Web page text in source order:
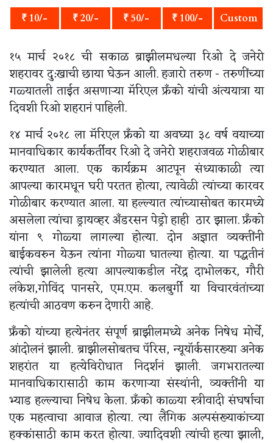
₹ 10/- ₹ 20/- ₹ 50/- ₹ 100/- Custom
१५ मार्च २०१८ ची सकाळ ब्राझीलमधल्या रिओ दे जनेरो
शहरावर दु:खाची छाया घेऊन आली. हजारो तरुण - तरुणींच्या
गळ्यातली ताईत असणाऱ्या मॅरिएल फ्रॅंको यांची अंत्ययात्रा या
दिवशी रिओ शहरानं पाहिली.
१४ मार्च २०१८ ला मॅरिएल फ्रॅंको या अवघ्या ३८ वर्ष वयाच्या
मानवाधिकार कार्यकर्तीवर रिओ दे जनेरो शहराजवळ गोळीबार
करण्यात आला. एक कार्यक्रम आटपून संध्याकाळी त्या
आपल्या कारमधून घरी परतत होत्या, त्यावेळी त्यांच्या कारवर
गोळीबार करण्यात आला. या हल्ल्यात त्यांच्यासोबत कारमध्ये
असलेला त्यांचा ड्रायव्हर अ‍ॅंडरसन पेड्रो हाही ठार झाला. फ्रॅंको
यांना ९ गोळ्या लागल्या होत्या. दोन अज्ञात व्यक्तींनी
बाईकवरुन येऊन त्यांना गोळ्या घातल्या होत्या. या पद्धतीनं
त्यांची झालेली हत्या आपल्याकडील नरेंद्र दाभोलकर, गौरी
लंकेश,गोविंद पानसरे, एम.एम. कलबुर्गी या विचारवंतांच्या
हत्यांची आठवण करुन देणारी आहे.
फ्रॅंको यांच्या हत्येनंतर संपूर्ण ब्राझीलमध्ये अनेक निषेध मोर्चे,
आंदोलनं झाली. ब्राझीलसोबतच पॅरिस, न्यूयॉर्कसारख्या अनेक
शहरांत या हत्येविरोधात निदर्शनं झाली. जगभरातल्या
मानवाधिकारासाठी काम करणाऱ्या संस्थांनी, व्यक्तींनी या
भ्याड हल्ल्याचा निषेध केला. फ्रॅंको काळ्या स्त्रीवादी संघर्षाचा
एक महत्वाचा आवाज होत्या. त्या लैंगिक अल्पसंख्याकांच्या
हक्कांसाठी काम करत होत्या. ज्यादिवशी त्यांची हत्या झाली,